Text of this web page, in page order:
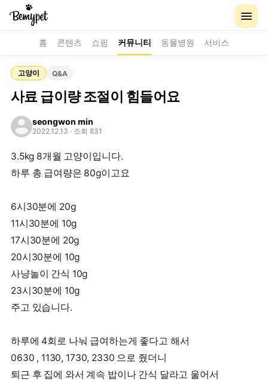
홈 콘텐츠 쇼핑 커뮤니티 동물병원 서비스
고양이 Q&A
사료 급이량 조절이 힘들어요
seongwon min
2022.12.13 · 조회 831
3.5kg 8개월 고양이입니다.
하루 총 급여량은 80g이고요
6시30분에 20g
11시30분에 10g
17시30분에 20g
20시30분에 10g
사냥놀이 간식 10g
23시30분에 10g
주고 있습니다.
하루에 4회로 나눠 급여하는게 좋다고 해서
0630 , 1130, 1730, 2330 으로 줬더니
퇴근 후 집에 와서 계속 밥이나 간식 달라고 울어서